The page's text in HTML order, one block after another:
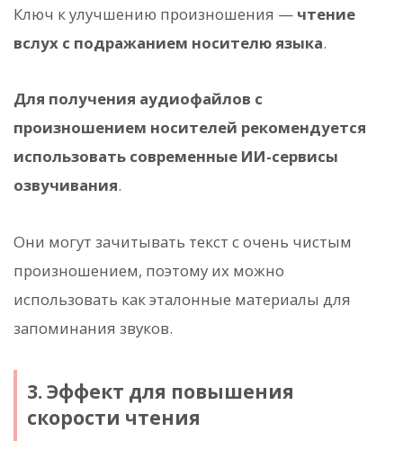
Ключ к улучшению произношения — чтение
вслух с подражанием носителю языка.
Для получения аудиофайлов с
произношением носителей рекомендуется
использовать современные ИИ-сервисы
озвучивания.
Они могут зачитывать текст с очень чистым
произношением, поэтому их можно
использовать как эталонные материалы для
запоминания звуков.
3. Эффект для повышения
скорости чтения